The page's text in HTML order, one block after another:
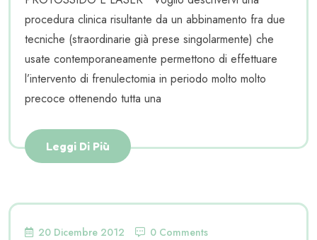
procedura clinica risultante da un abbinamento fra due
tecniche (straordinarie già prese singolarmente) che
usate contemporaneamente permettono di effettuare
l’intervento di frenulectomia in periodo molto molto
precoce ottenendo tutta una
Leggi Di Più
20 Dicembre 2012 0 Comments